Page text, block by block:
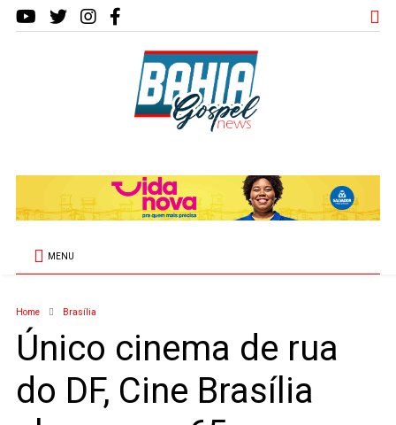
MENU
Home Brasília
Único cinema de rua
do DF, Cine Brasília